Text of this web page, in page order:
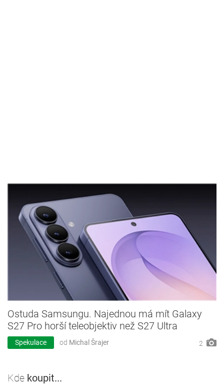
Ostuda Samsungu. Najednou má mít Galaxy
S27 Pro horší teleobjektiv než S27 Ultra
Spekulace od Michal Šrajer 2
Kde koupit...